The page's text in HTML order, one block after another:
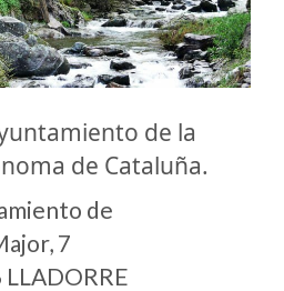
de la
de Cataluña.
de
7